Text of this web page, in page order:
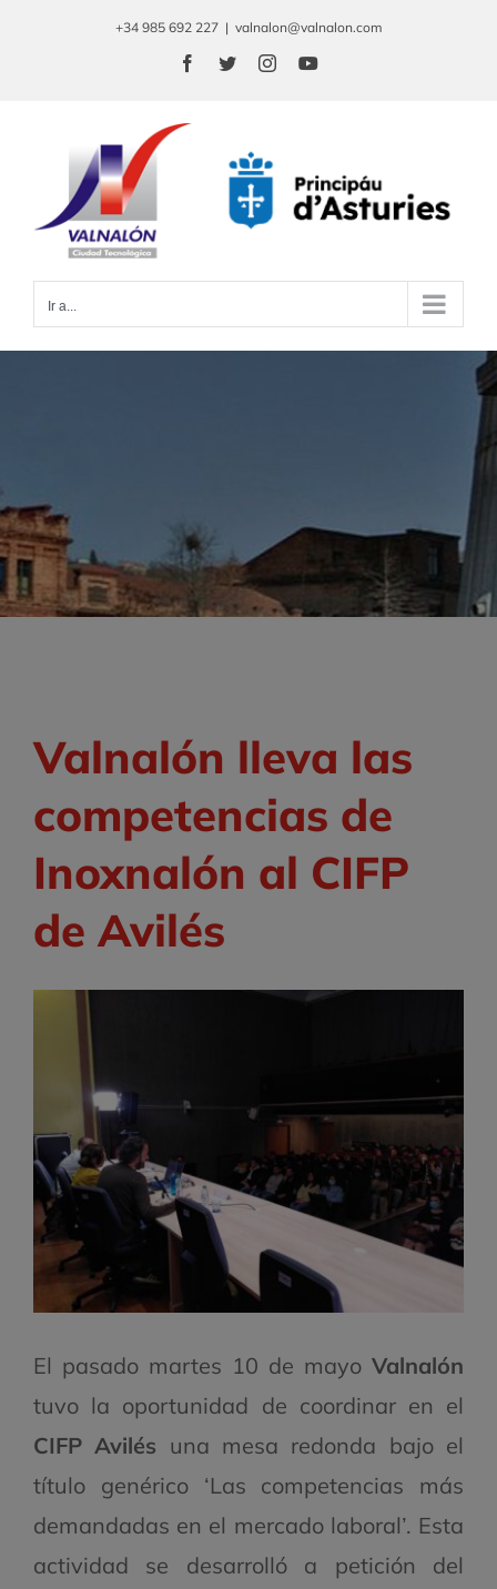
+34 985 692 227 | valnalon@valnalon.com
Facebook
TwitterInstagramYouTube
Ir a...
Valnalón lleva las
competencias de
Inoxnalón al CIFP
de Avilés
El pasado martes 10 de mayo Valnalón
tuvo la oportunidad de coordinar en el
CIFP Avilés una mesa redonda bajo el
título genérico ‘Las competencias más
demandadas en el mercado laboral’. Esta
actividad se desarrolló a petición del